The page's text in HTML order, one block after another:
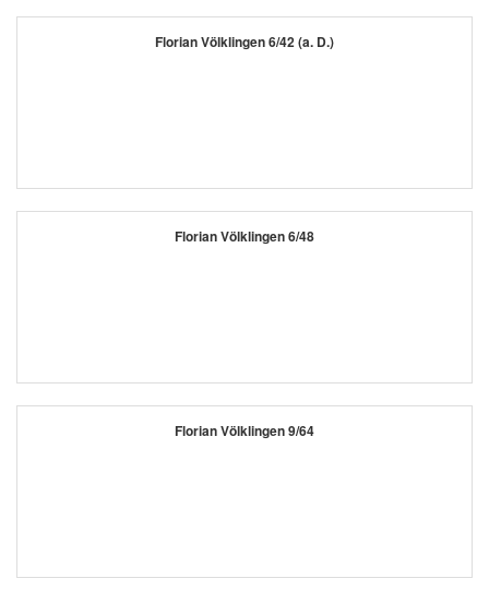
Florian Völklingen 6/42 (a. D.)
Florian Völklingen 6/48
Florian Völklingen 9/64